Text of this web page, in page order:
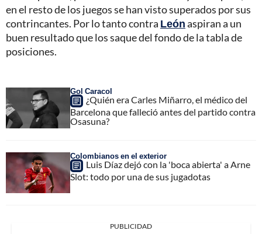
en el resto de los juegos se han visto superados por sus
contrincantes. Por lo tanto contra Leónaspiran a un
buen resultado que los saque del fondo de la tabla de
posiciones.
Gol Caracol
¿Quién era Carles Miñarro, el médico del
Barcelona que falleció antes del partido contra
Osasuna?
Colombianos en el exterior
Luis Díaz dejó con la 'boca abierta' a Arne
Slot: todo por una de sus jugadotas
PUBLICIDAD